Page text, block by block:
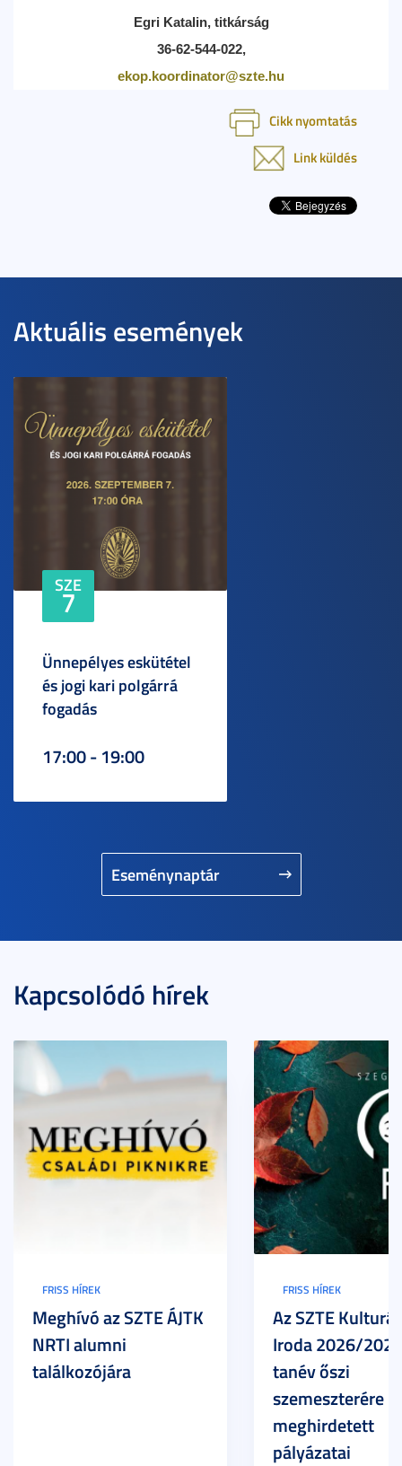
Egri Katalin, titkárság
36-62-544-022,
ekop.koordinator@szte.hu
Cikk nyomtatás
Link küldés
Aktuális események
Eseménynaptár
SZE
7
Ünnepélyes eskütétel
és jogi kari polgárrá
fogadás
17:00 - 19:00
Kapcsolódó hírek
FRISS HÍREK
Meghívó az SZTE ÁJTK
NRTI alumni
találkozójára
FRISS HÍREK
Az SZTE
Iroda 2026/
tanév őszi
szemeszterére
meghirdetett
pályázatai